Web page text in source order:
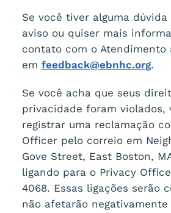
Se você tiver alguma dúvida
aviso ou quiser mais
contato com o Atendimento
em feedback@ebnhc.org.
Se você acha que seus
privacidade foram violados,
registrar uma reclamação
Officer pelo correio em
Gove Street, East Boston,
ligando para o Privacy
4068. Essas ligações serão
não afetarão negativamente